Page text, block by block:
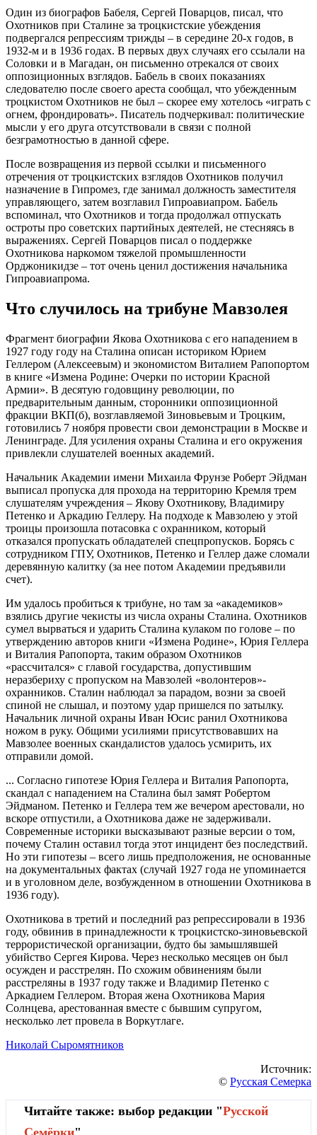
Один из биографов Бабеля, Сергей Поварцов, писал, что
Охотников при Сталине за троцкистские убеждения
подвергался репрессиям трижды – в середине 20-х годов, в
1932-м и в 1936 годах. В первых двух случаях его ссылали на
Соловки и в Магадан, он письменно отрекался от своих
оппозиционных взглядов. Бабель в своих показаниях
следователю после своего ареста сообщал, что убежденным
троцкистом Охотников не был – скорее ему хотелось «играть с
огнем, фрондировать». Писатель подчеркивал: политические
мысли у его друга отсутствовали в связи с полной
безграмотностью в данной сфере.
После возвращения из первой ссылки и письменного
отречения от троцкистских взглядов Охотников получил
назначение в Гипромез, где занимал должность заместителя
управляющего, затем возглавил Гипроавиапром. Бабель
вспоминал, что Охотников и тогда продолжал отпускать
остроты про советских партийных деятелей, не стесняясь в
выражениях. Сергей Поварцов писал о поддержке
Охотникова наркомом тяжелой промышленности
Орджоникидзе – тот очень ценил достижения начальника
Гипроавиапрома.
Что случилось на трибуне Мавзолея
Фрагмент биографии Якова Охотникова с его нападением в
1927 году году на Сталина описан историком Юрием
Геллером (Алексеевым) и экономистом Виталием Рапопортом
в книге «Измена Родине: Очерки по истории Красной
Армии». В десятую годовщину революции, по
предварительным данным, сторонники оппозиционной
фракции ВКП(б), возглавляемой Зиновьевым и Троцким,
готовились 7 ноября провести свои демонстрации в Москве и
Ленинграде. Для усиления охраны Сталина и его окружения
привлекли слушателей военных академий.
Начальник Академии имени Михаила Фрунзе Роберт Эйдман
выписал пропуска для прохода на территорию Кремля трем
слушателям учреждения – Якову Охотникову, Владимиру
Петенко и Аркадию Геллеру. На подходе к Мавзолею у этой
троицы произошла потасовка с охранником, который
отказался пропускать обладателей спецпропусков. Борясь с
сотрудником ГПУ, Охотников, Петенко и Геллер даже сломали
деревянную калитку (за нее потом Академии предъявили
счет).
Им удалось пробиться к трибуне, но там за «академиков»
взялись другие чекисты из числа охраны Сталина. Охотников
сумел вырваться и ударить Сталина кулаком по голове – по
утверждению авторов книги «Измена Родине», Юрия Геллера
и Виталия Рапопорта, таким образом Охотников
«рассчитался» с главой государства, допустившим
неразбериху с пропуском на Мавзолей «волонтеров»-
охранников. Сталин наблюдал за парадом, возни за своей
спиной не слышал, и поэтому удар пришелся по затылку.
Начальник личной охраны Иван Юсис ранил Охотникова
ножом в руку. Общими усилиями присутствовавших на
Мавзолее военных скандалистов удалось усмирить, их
отправили домой.
... Согласно гипотезе Юрия Геллера и Виталия Рапопорта,
скандал с нападением на Сталина был замят Робертом
Эйдманом. Петенко и Геллера тем же вечером арестовали, но
вскоре отпустили, а Охотникова даже не задерживали.
Современные историки высказывают разные версии о том,
почему Сталин оставил тогда этот инцидент без последствий.
Но эти гипотезы – всего лишь предположения, не основанные
на документальных фактах (случай 1927 года не упоминается
и в уголовном деле, возбужденном в отношении Охотникова в
1936 году).
Охотникова в третий и последний раз репрессировали в 1936
году, обвинив в принадлежности к троцкистско-зиновьевской
террористической организации, будто бы замышлявшей
убийство Сергея Кирова. Через несколько месяцев он был
осужден и расстрелян. По схожим обвинениям были
расстреляны в 1937 году также и Владимир Петенко с
Аркадием Геллером. Вторая жена Охотникова Мария
Солнцева, арестованная вместе с бывшим супругом,
несколько лет провела в Воркутлаге.
Николай Сыромятников
Источник:
© Русская Семерка
Читайте также: выбор редакции "Русской